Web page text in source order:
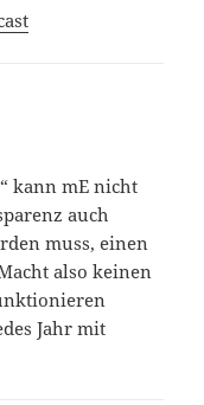
kann mE nicht
auch
muss, einen
also keinen
Jahr mit